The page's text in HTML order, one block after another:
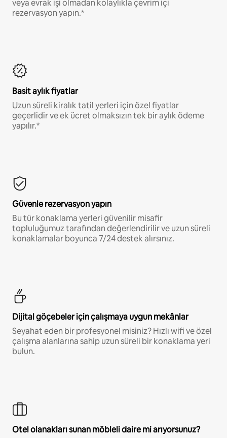
veya evrak işi olmadan kolaylıkla çevrim içi
rezervasyon yapın.*
Basit aylık fiyatlar
Uzun süreli kiralık tatil yerleri için özel fiyatlar
geçerlidir ve ek ücret olmaksızın tek bir aylık ödeme
yapılır.*
Güvenle rezervasyon yapın
Bu tür konaklama yerleri güvenilir misafir
topluluğumuz tarafından değerlendirilir ve uzun süreli
konaklamalar boyunca 7/24 destek alırsınız.
Dijital göçebeler için çalışmaya uygun mekânlar
Seyahat eden bir profesyonel misiniz? Hızlı wifi ve özel
çalışma alanlarına sahip uzun süreli bir konaklama yeri
bulun.
Otel olanakları sunan möbleli daire mi arıyorsunuz?